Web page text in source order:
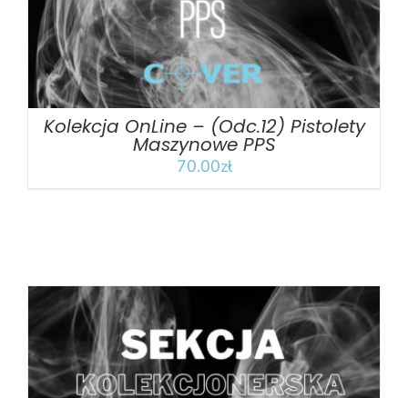
Kolekcja OnLine – (Odc.12) Pistolety
Maszynowe PPS
70.00zł